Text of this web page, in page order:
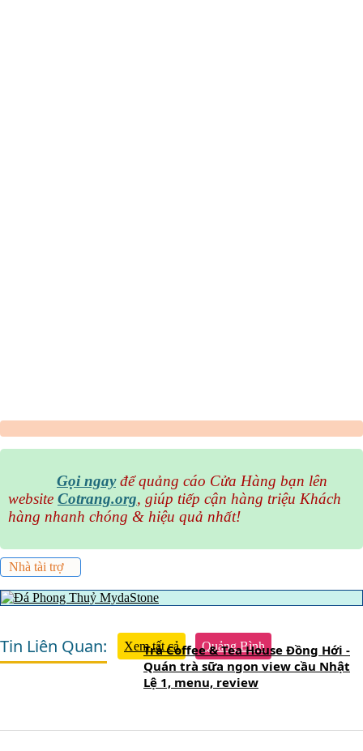
Gọi ngayđể quảng cáo Cửa Hàng bạn lên
website Cotrang.org, giúp tiếp cận hàng triệu Khách
hàng nhanh chóng & hiệu quả nhất!
Nhà tài trợ
Tin Liên Quan: Xem tất cả Quảng Bình
Trà Coffee & Tea House Đồng Hới -
Quán trà sữa ngon view cầu Nhật
Lệ 1, menu, review